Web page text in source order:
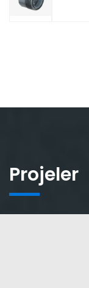
Projeler